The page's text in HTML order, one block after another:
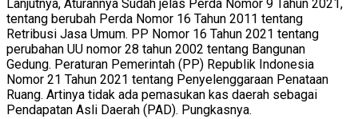
Lanjutnya, Aturannya Sudah jelas Perda Nomor 9 Tahun 2021,
tentang berubah Perda Nomor 16 Tahun 2011 tentang
Retribusi Jasa Umum. PP Nomor 16 Tahun 2021 tentang
perubahan UU nomor 28 tahun 2002 tentang Bangunan
Gedung. Peraturan Pemerintah (PP) Republik Indonesia
Nomor 21 Tahun 2021 tentang Penyelenggaraan Penataan
Ruang. Artinya tidak ada pemasukan kas daerah sebagai
Pendapatan Asli Daerah (PAD). Pungkasnya.